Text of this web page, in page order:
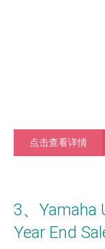
点击查看详情
3、Yamaha
Year End